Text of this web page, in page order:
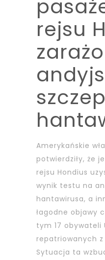
rejsu
Amerykańskie
potwierdziły, że
rejsu Hondius
wynik testu na
hantawirusa, a
łagodne objawy
tym 17 obywateli
repatriowanych z
Sytuacja ta